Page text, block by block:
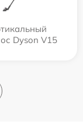
Dyson V15